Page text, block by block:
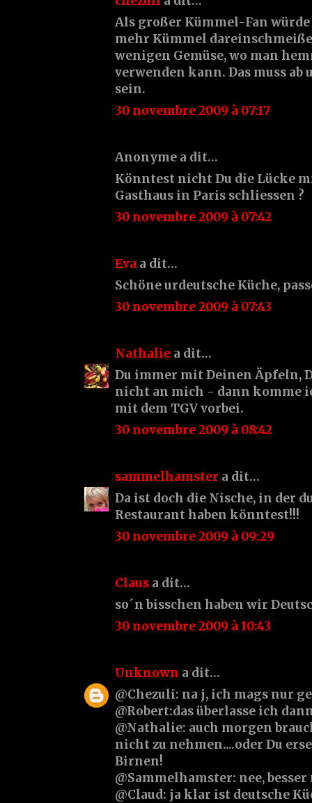
Als großer Kümmel-Fan
mehr Kümmel
wenigen Gemüse, wo man
verwenden kann. Das muss ab
sein.
30 novembre 2009 à 07:17
Anonyme a dit…
Könntest nicht Du die Lücke
Gasthaus in Paris schliessen ?
30 novembre 2009 à 07:42
Eva a dit…
Schöne urdeutsche Küche,
30 novembre 2009 à 07:43
Nathalie a dit…
Du immer mit Deinen Äpfeln,
nicht an mich - dann komme
mit dem TGV vorbei.
30 novembre 2009 à 08:42
sammelhamster a dit…
Da ist doch die Nische, in der
Restaurant haben könntest!!!
30 novembre 2009 à 09:29
Claus a dit…
so´n bisschen haben wir
30 novembre 2009 à 10:43
Unknown a dit…
@Chezuli: na j, ich mags nur
@Robert:das überlasse ich
@Nathalie: auch morgen
nicht zu nehmen....oder Du
Birnen!
@Sammelhamster: nee,
@Claud: ja klar ist deutsche